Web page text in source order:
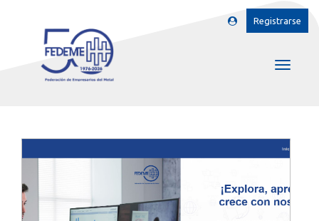
Registrarse